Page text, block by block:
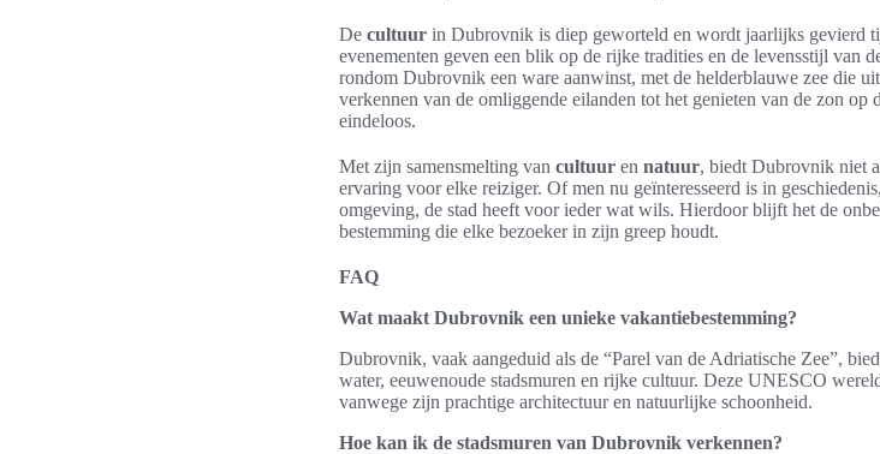
De cultuur in Dubrovnik is diep geworteld en wordt jaarlijks gevierd
evenementen geven een blik op de rijke tradities en de levensstijl van
rondom Dubrovnik een ware aanwinst, met de helderblauwe zee die
verkennen van de omliggende eilanden tot het genieten van de zon op
eindeloos.
Met zijn samensmelting van cultuur en natuur, biedt Dubrovnik niet
ervaring voor elke reiziger. Of men nu geïnteresseerd is in
omgeving, de stad heeft voor ieder wat wils. Hierdoor blijft het de
bestemming die elke bezoeker in zijn greep houdt.
FAQ
Wat maakt Dubrovnik een unieke vakantiebestemming?
Dubrovnik, vaak aangeduid als de “Parel van de Adriatische Zee”,
water, eeuwenoude stadsmuren en rijke cultuur. Deze UNESCO
vanwege zijn prachtige architectuur en natuurlijke schoonheid.
Hoe kan ik de stadsmuren van Dubrovnik verkennen?